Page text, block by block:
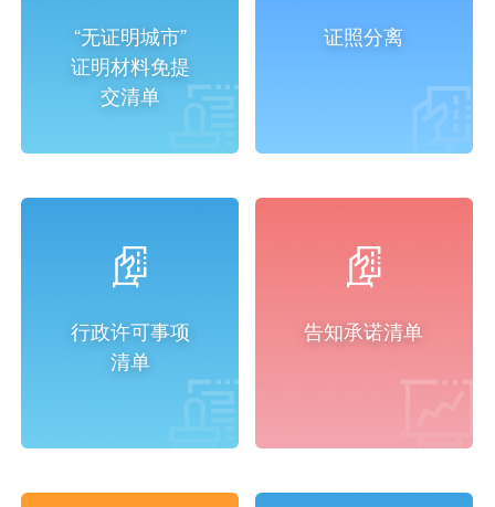
“无证明城市”
证明材料免提
交清单
证照分离
行政许可事项
清单
告知承诺清单